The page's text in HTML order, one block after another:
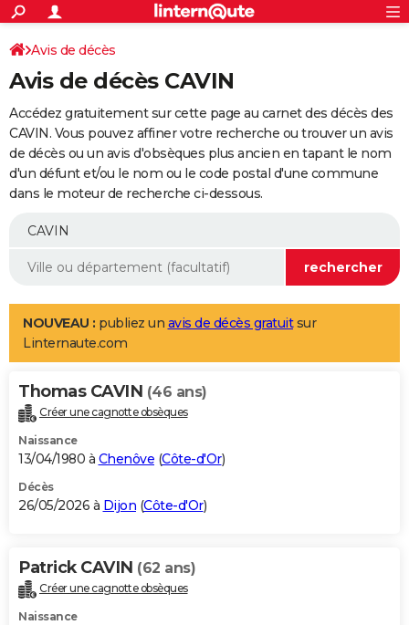
ACTUALITÉS
Politique
Société
Faits Divers
Education
Monde
Villes
+
SPORT
Coupe du monde 2026
Football
Tennis
Cyclisme
Rugby
Forum
Programme TV
TNT
Streaming
Cinéma
Sorties cinéma
Musique
+
FINANCE
Retraite
Impôts
Epargne
Immobilier
Risques naturels par ville
Banque
Assurance
Crédit
AUTO
Essais
Réserver un essai
Citadines
Berlines
SUV
Forum auto
+
Mobiles
Meilleur smartphone
Internet
Ordinateurs
Jeux vidéo
Guide high-tech
Aménagement intérieur
LIFESTYLE
Art de vivre
Bien-être
Loisirs
Mode
Modes de vie
Alimentation
Guide de la santé
Maladies
Médicaments
Sommeil
VOYAGE
Destinations
City break
Voyage nature
Voyage de noces
Forum
Climat
+PHOTO
GUIDES D'ACHAT
BONS PLANS
Carte de Noël
Carte Bonne année
Carte Saint-Valentin
Carte Pâques
Carte d'anniversaire
DICTIONNAIRE
Dictionnaire
Biographies
Citations
Expressions
Proverbes
PROGRAMME TV
Avis de décès
Avis de décès CAVIN
Accédez gratuitement sur cette page au carnet des décès des
CAVIN. Vous pouvez affiner votre recherche ou trouver un avis
de décès ou un avis d'obsèques plus ancien en tapant le nom
d'un défunt et/ou le nom ou le code postal d'une commune
dans le moteur de recherche ci-dessous.
NOUVEAU : publiez un avis de décès gratuitsur
Linternaute.com
Thomas CAVIN (46 ans)
Créer une cagnotte obsèques
Naissance
13/04/1980 à Chenôve (Côte-d'Or)
Décès
26/05/2026 à Dijon (Côte-d'Or)
Patrick CAVIN (62 ans)
Créer une cagnotte obsèques
Naissance